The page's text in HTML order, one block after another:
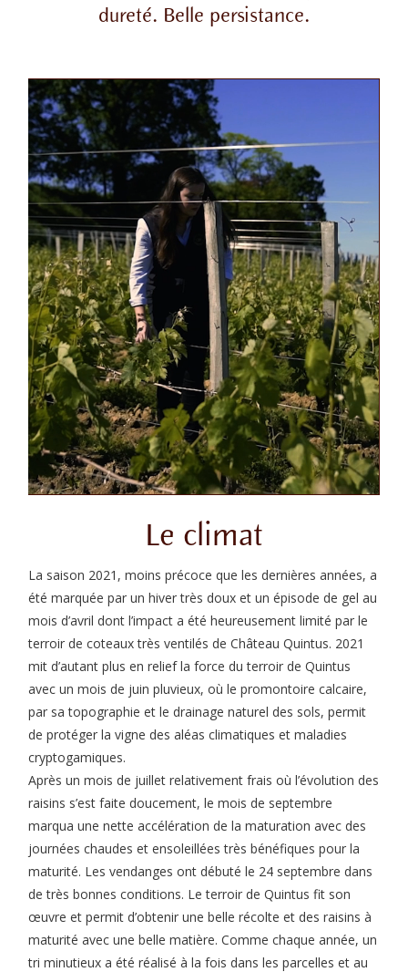
dureté. Belle persistance.
Le climat
La saison 2021, moins précoce que les dernières années, a
été marquée par un hiver très doux et un épisode de gel au
mois d’avril dont l’impact a été heureusement limité par le
terroir de coteaux très ventilés de Château Quintus. 2021
mit d’autant plus en relief la force du terroir de Quintus
avec un mois de juin pluvieux, où le promontoire calcaire,
par sa topographie et le drainage naturel des sols, permit
de protéger la vigne des aléas climatiques et maladies
cryptogamiques.
Après un mois de juillet relativement frais où l’évolution des
raisins s’est faite doucement, le mois de septembre
marqua une nette accélération de la maturation avec des
journées chaudes et ensoleillées très bénéfiques pour la
maturité. Les vendanges ont débuté le 24 septembre dans
de très bonnes conditions. Le terroir de Quintus fit son
œuvre et permit d’obtenir une belle récolte et des raisins à
maturité avec une belle matière. Comme chaque année, un
tri minutieux a été réalisé à la fois dans les parcelles et au